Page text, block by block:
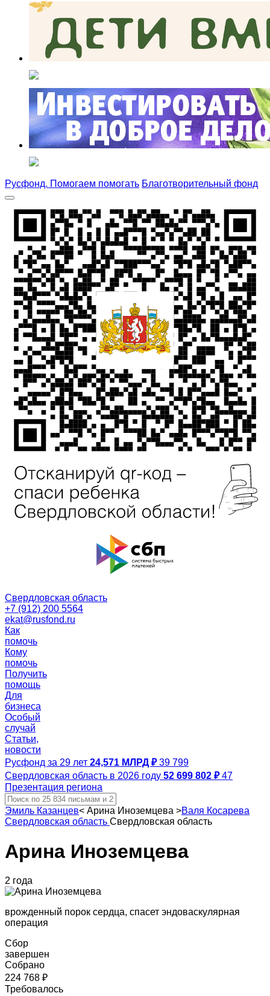
Русфонд. Помогаем помогать Благотворительный фонд
Свердловская область
+7 (912) 200 5564
ekat@rusfond.ru
Как
помочь
Кому
помочь
Получить
помощь
Для
бизнеса
Особый
случай
Статьи,
новости
Русфонд за 29 лет 24,571 МЛРД ₽ 39 799
Свердловская область в 2026 году 52 699 802 ₽ 47
Презентация региона
Эмиль Казанцев< Арина Иноземцева >Валя Косарева
Свердловская область Свердловская область
Арина Иноземцева
2 года
врожденный порок сердца, спасет эндоваскулярная
операция
Сбор
завершен
Собрано
224 768 ₽
Требовалось